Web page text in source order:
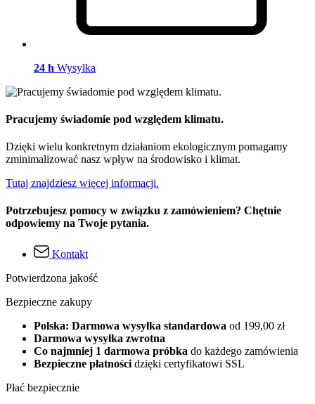
24 h Wysyłka
Pracujemy świadomie pod względem klimatu.
Dzięki wielu konkretnym działaniom ekologicznym pomagamy
zminimalizować nasz wpływ na środowisko i klimat.
Tutaj znajdziesz więcej informacji.
Potrzebujesz pomocy w związku z zamówieniem? Chętnie
odpowiemy na Twoje pytania.
Kontakt
Potwierdzona jakość
Bezpieczne zakupy
Polska: Darmowa wysyłka standardowa od 199,00 zł
Darmowa wysyłka zwrotna
Co najmniej 1 darmowa próbka do każdego zamówienia
Bezpieczne płatności dzięki certyfikatowi SSL
Płać bezpiecznie